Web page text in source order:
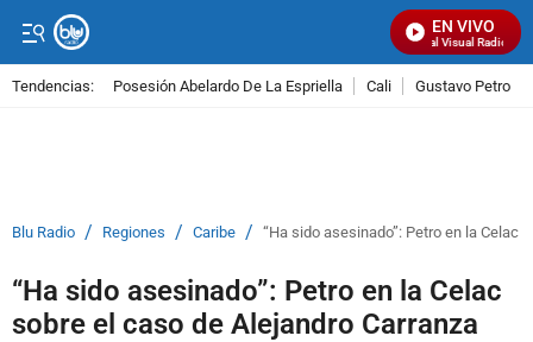
EN VIVO
Señal Visual Radio
Tendencias: Posesión Abelardo De La Espriella Cali Gustavo Petro
Blu Radio / Regiones / Caribe / “Ha sido asesinado”: Petro en la Celac
“Ha sido asesinado”: Petro en la Celac
sobre el caso de Alejandro Carranza